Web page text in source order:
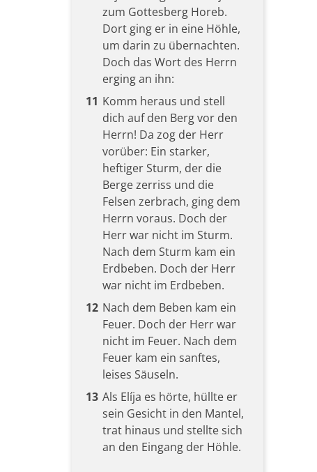
zum Gottesberg Horeb.
Dort ging er in eine Höhle,
um darin zu übernachten.
Doch das Wort des Herrn
erging an ihn:
11 Komm heraus und stell
dich auf den Berg vor den
Herrn! Da zog der Herr
vorüber: Ein starker,
heftiger Sturm, der die
Berge zerriss und die
Felsen zerbrach, ging dem
Herrn voraus. Doch der
Herr war nicht im Sturm.
Nach dem Sturm kam ein
Erdbeben. Doch der Herr
war nicht im Erdbeben.
12 Nach dem Beben kam ein
Feuer. Doch der Herr war
nicht im Feuer. Nach dem
Feuer kam ein sanftes,
leises Säuseln.
13 Als Elíja es hörte, hüllte er
sein Gesicht in den Mantel,
trat hinaus und stellte sich
an den Eingang der Höhle.